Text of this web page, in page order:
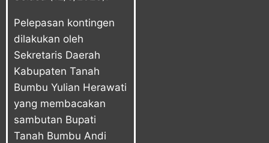
Pelepasan kontingen
dilakukan oleh
Sekretaris Daerah
Kabupaten Tanah
Bumbu Yulian Herawati
yang membacakan
sambutan Bupati
Tanah Bumbu Andi